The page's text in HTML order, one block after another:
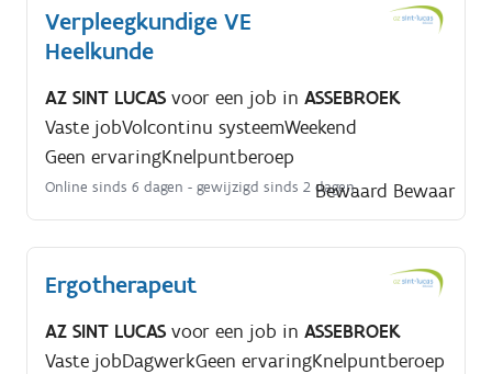
Verpleegkundige VE
Heelkunde
AZ SINT LUCAS voor een job in ASSEBROEK
Vaste jobVolcontinu systeemWeekend
Geen ervaringKnelpuntberoep
Online sinds 6 dagen - gewijzigd sinds 2 dagen
Bewaard Bewaar
Ergotherapeut
AZ SINT LUCAS voor een job in ASSEBROEK
Vaste jobDagwerkGeen ervaringKnelpuntberoep